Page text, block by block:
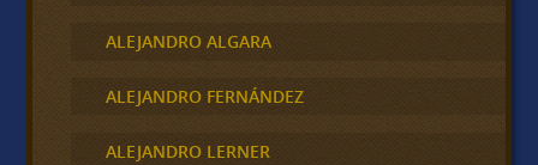
ALEJANDRO ALGARA
ALEJANDRO FERNÁNDEZ
ALEJANDRO LERNER